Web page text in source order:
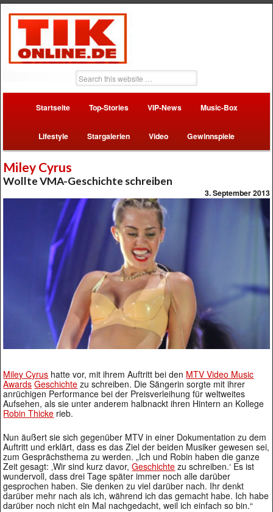
Startseite Top-Stories VIP-News Music-Box
Lifestyle Stargalerien Video Gewinnspiele
Miley Cyrus
Wollte VMA-Geschichte schreiben
3. September 2013
Miley Cyrus hatte vor, mit ihrem Auftritt bei den MTV Video Music
Awards Geschichte zu schreiben. Die Sängerin sorgte mit ihrer
anrüchigen Performance bei der Preisverleihung für weltweites
Aufsehen, als sie unter anderem halbnackt ihren Hintern an Kollege
Robin Thicke rieb.
Nun äußert sie sich gegenüber MTV in einer Dokumentation zu dem
Auftritt und erklärt, dass es das Ziel der beiden Musiker gewesen sei,
zum Gesprächsthema zu werden. „Ich und Robin haben die ganze
Zeit gesagt: ‚Wir sind kurz davor,Geschichte zu schreiben.‘ Es ist
wundervoll, dass drei Tage später immer noch alle darüber
gesprochen haben. Sie denken zu viel darüber nach. Ihr denkt
darüber mehr nach als ich, während ich das gemacht habe. Ich habe
darüber noch nicht ein Mal nachgedacht, weil ich einfach so bin.“